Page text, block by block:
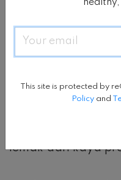
juga memiliki
membantu
Wanita dengan
lemak dan kaya
Email
This site is protected by
Policy and